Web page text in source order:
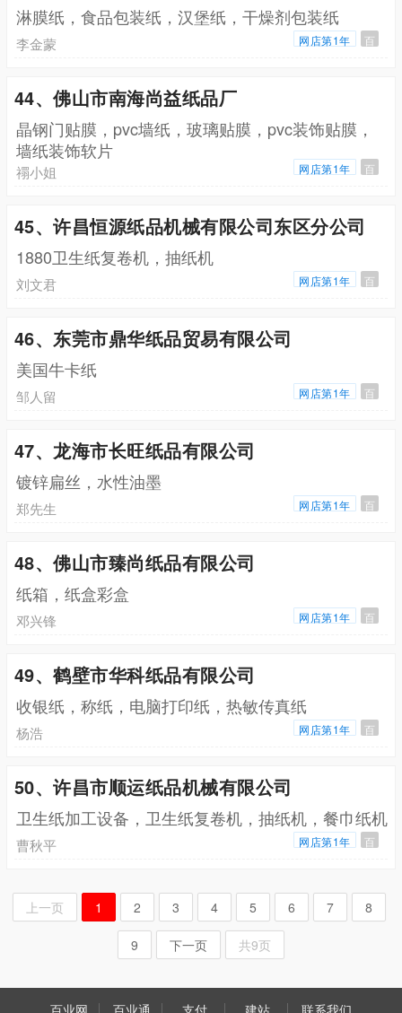
淋膜纸，食品包装纸，汉堡纸，干燥剂包装纸
李金蒙 网店第1年 百
44、佛山市南海尚益纸品厂
晶钢门贴膜，pvc墙纸，玻璃贴膜，pvc装饰贴膜，
墙纸装饰软片
禤小姐 网店第1年 百
45、许昌恒源纸品机械有限公司东区分公司
1880卫生纸复卷机，抽纸机
刘文君 网店第1年 百
46、东莞市鼎华纸品贸易有限公司
美国牛卡纸
邹人留 网店第1年 百
47、龙海市长旺纸品有限公司
镀锌扁丝，水性油墨
郑先生 网店第1年 百
48、佛山市臻尚纸品有限公司
纸箱，纸盒彩盒
邓兴锋 网店第1年 百
49、鹤壁市华科纸品有限公司
收银纸，称纸，电脑打印纸，热敏传真纸
杨浩 网店第1年 百
50、许昌市顺运纸品机械有限公司
卫生纸加工设备，卫生纸复卷机，抽纸机，餐巾纸机
曹秋平 网店第1年 百
上一页 1 2 3 4 5 6 7 8
9 下一页 共9页